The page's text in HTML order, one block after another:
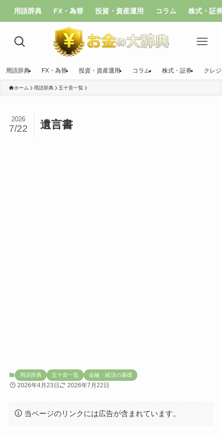
用語辞典 FX・為替 投資・資産運用 コラム 株式・証
用語辞典 FX・為替 投資・資産運用 コラム 株式・証券 クレ
ホーム 用語辞典 五十音一覧
遺言書
2026
7/22
用語辞典 五十音一覧 金融・経済の基礎
2026年4月23日 2026年7月22日
当ページのリンクには広告が含まれています。